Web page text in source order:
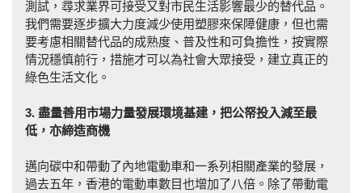
測試，尋求業界可接受又對市民生活影響最少的替代品。
我們需要逐步擴大力度減少使用塑膠來保障健康，但也需
要考慮相關替代品的成熟度、普及性和可負擔性，按實際
情況穩慎前行，措施才可以為社會大眾接受，建立真正的
綠色生活文化。
3. 盡量善用市場力量發展環境基建，把公帑投入減至最
低，亦締造商機
邁向碳中和帶動了內地電動車和一系列相關產業的發展，
過去五年，香港的電動車數目也增加了八倍。除了帶動電